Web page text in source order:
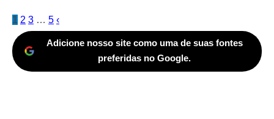
Paginação
de
posts
1 2 3 … 5 ‹
Adicione nosso site como uma de suas fontes
preferidas no Google.